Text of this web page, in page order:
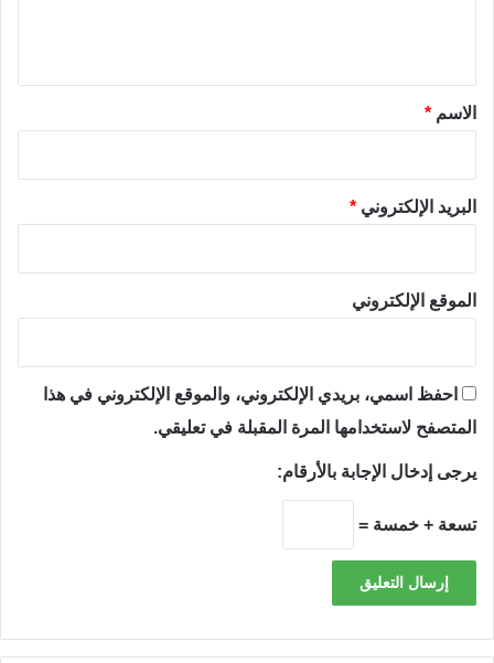
*الاسم *
البريد الإلكتروني *
الموقع الإلكتروني
احفظ اسمي، بريدي الإلكتروني، والموقع الإلكتروني في هذا
المتصفح لاستخدامها المرة المقبلة في تعليقي.
يرجى إدخال الإجابة بالأرقام:
تسعة + خمسة =